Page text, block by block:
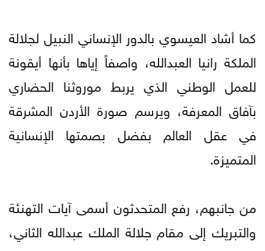
كما أشاد العيسوي بالدور الإنساني النبيل لجلالة
الملكة رانيا العبدالله، واصفاً إياها بأنها أيقونة
للعمل الوطني الذي يربط موروثنا الحضاري
بآفاق المعرفة، ويرسم صورة الأردن المشرقة
في عقل العالم بفضل بصمتها الإنسانية
المتميزة.
من جانبهم، رفع المتحدثون أسمى آيات التهنئة
والتبريك إلى مقام جلالة الملك عبدالله الثاني،